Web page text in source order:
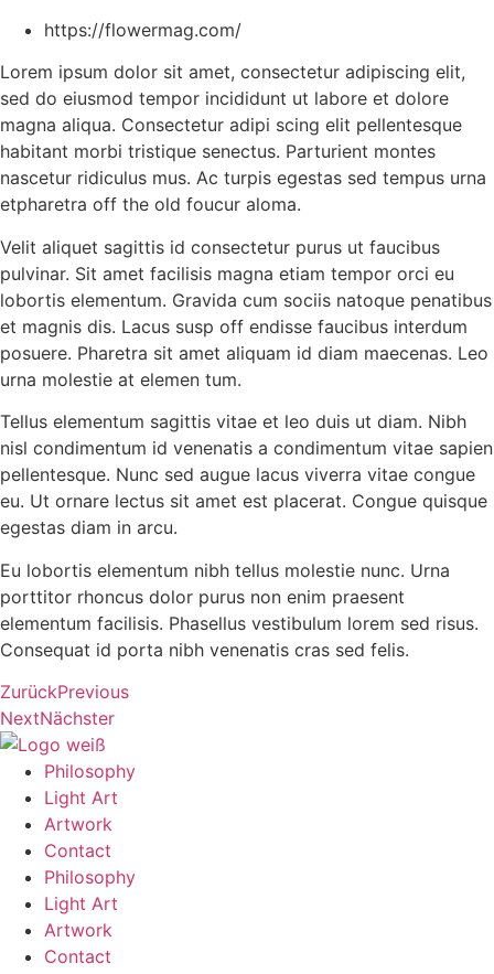
https://flowermag.com/
Lorem ipsum dolor sit amet, consectetur adipiscing elit,
sed do eiusmod tempor incididunt ut labore et dolore
magna aliqua. Consectetur adipi scing elit pellentesque
habitant morbi tristique senectus. Parturient montes
nascetur ridiculus mus. Ac turpis egestas sed tempus urna
etpharetra off the old foucur aloma.
Velit aliquet sagittis id consectetur purus ut faucibus
pulvinar. Sit amet facilisis magna etiam tempor orci eu
lobortis elementum. Gravida cum sociis natoque penatibus
et magnis dis. Lacus susp off endisse faucibus interdum
posuere. Pharetra sit amet aliquam id diam maecenas. Leo
urna molestie at elemen tum.
Tellus elementum sagittis vitae et leo duis ut diam. Nibh
nisl condimentum id venenatis a condimentum vitae sapien
pellentesque. Nunc sed augue lacus viverra vitae congue
eu. Ut ornare lectus sit amet est placerat. Congue quisque
egestas diam in arcu.
Eu lobortis elementum nibh tellus molestie nunc. Urna
porttitor rhoncus dolor purus non enim praesent
elementum facilisis. Phasellus vestibulum lorem sed risus.
Consequat id porta nibh venenatis cras sed felis.
ZurückPrevious
NextNächster
Philosophy
Light Art
Artwork
Contact
Philosophy
Light Art
Artwork
Contact